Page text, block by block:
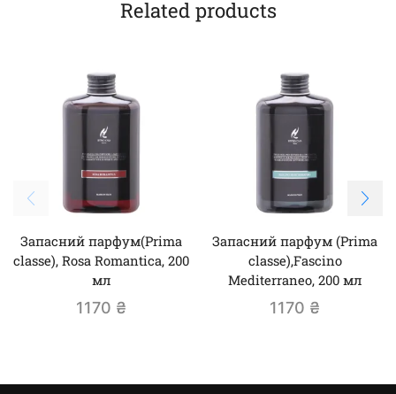
Related products
Запасний парфум(Prima
classe), Rosa Romantica, 200
мл
1170 ₴
Запасний парфум (Prima
classe),Fascino
Mediterraneo, 200 мл
1170 ₴